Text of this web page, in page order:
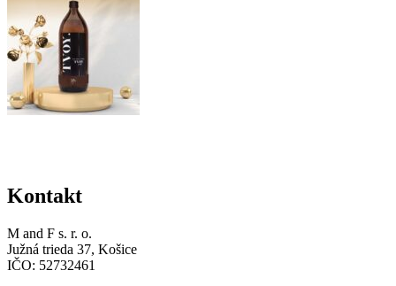
Kontakt
M and F s. r. o.
Južná trieda 37, Košice
IČO: 52732461